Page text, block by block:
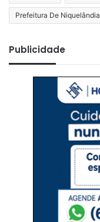
Prefeitura De Niquelândia
Publicidade